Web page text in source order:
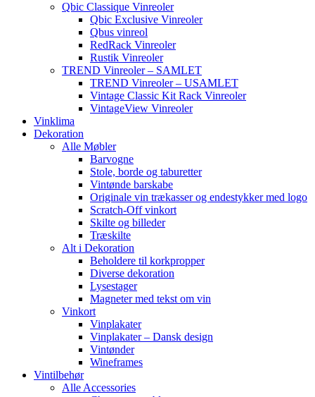
Qbic Classique Vinreoler
Qbic Exclusive Vinreoler
Qbus vinreol
RedRack Vinreoler
Rustik Vinreoler
TREND Vinreoler – SAMLET
TREND Vinreoler – USAMLET
Vintage Classic Kit Rack Vinreoler
VintageView Vinreoler
Vinklima
Dekoration
Alle Møbler
Barvogne
Stole, borde og taburetter
Vintønde barskabe
Originale vin trækasser og endestykker med logo
Scratch-Off vinkort
Skilte og billeder
Træskilte
Alt i Dekoration
Beholdere til korkpropper
Diverse dekoration
Lysestager
Magneter med tekst om vin
Vinkort
Vinplakater
Vinplakater – Dansk design
Vintønder
Wineframes
Vintilbehør
Alle Accessories